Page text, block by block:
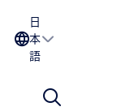
日
本
語